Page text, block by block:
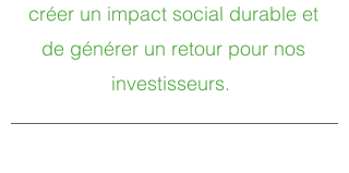
créer un impact social durable et
de générer un retour pour nos
investisseurs.